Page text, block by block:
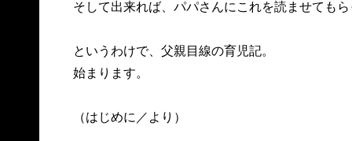
そして出来れば、パパさんにこれを読ませても
というわけで、父親目線の育児記。
始まります。
（はじめに／より）